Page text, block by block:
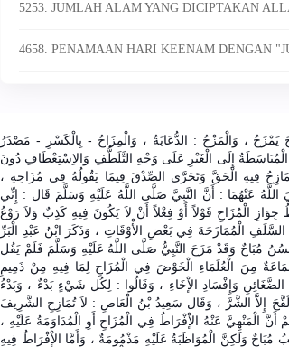
5253. JUMLAH ALAM YANG DICIPTAKAN
4658. PENAMAAN HARI KEENAM DENGAN
، وَالْمَزْحُ : الدُّعَابَةُ ، وَالْمِزَاحُ - بِالْكَسْرِ - مَصْدَرُ
الْمُبَاسَطَةُ إِلَى الْغَيْرِ عَلَى وَجْهِ التَّلَطُّفِ وَالاِسْتِعْطَافِ دُونَ
فِيهِ الْحَقَّ وَتَحَرَّى الصِّدْقَ فِيمَا يَقُولُهُ فِي مُزَاحِهِ ،
عَنْهُمَا : أَنَّ النَّبِيَّ صَلَّى اللَّهُ عَلَيْهِ وَسَلَّمَ قَال : إِنِّي
الْمُزَاحِ قَوْلاً أَوْ فِعْلاً أَنْ لاَ يَكُونَ فِيهِ كَذِبٌ وَلاَ رَوْعُ
الْمُمَازَحَةَ فِي بَعْضِ الأْوْقَاتِ ، وَذَكَرَ ابْنُ عَبْدِ الْبَرِّ
مُبَاحٌ وَقَدْ مَزَحَ النَّبِيُّ صَلَّى اللَّهُ عَلَيْهِ وَسَلَّمَ فَلَمْ يَقُل
مِنَ الْعُلَمَاءِ الْخَوْضَ فِي الْمُزَاحِ لِمَا فِيهِ مِنْ ذَمِيمِ
وَإِفْسَادِ الإْخَاءِ ، وَقَالُوا : لِكُل شَيْءٍ بَدْءٌ ، وَبَدْءُ
لَقَّحَ إِلاَّ الشَّرَّ ، وَقَال سَعِيدُ بْنُ الْعَاصِ : لاَ تُمَازِحِ الشَّرِيفَ
أَنَّ الْمَنْهِيَّ عَنْهُ الإْفْرَاطُ فِي الْمُزَاحِ أَوِ الْمُدَاوَمَةُ عَلَيْهِ ،
مُبَاحٌ وَلَكِنَّ الْمُوَاظَبَةُ عَلَيْهِ مَذْمُومَةٌ ، وَأَمَّا الإْفْرَاطُ فِيهِ